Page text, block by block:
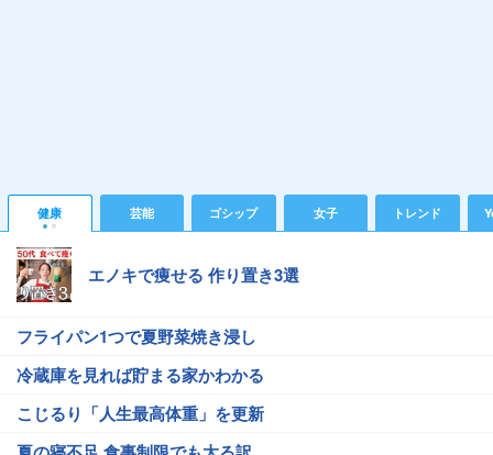
健康 芸能 ゴシップ 女子 トレンド
エノキで痩せる 作り置き3選
フライパン1つで夏野菜焼き浸し
冷蔵庫を見れば貯まる家かわかる
こじるり「人生最高体重」を更新